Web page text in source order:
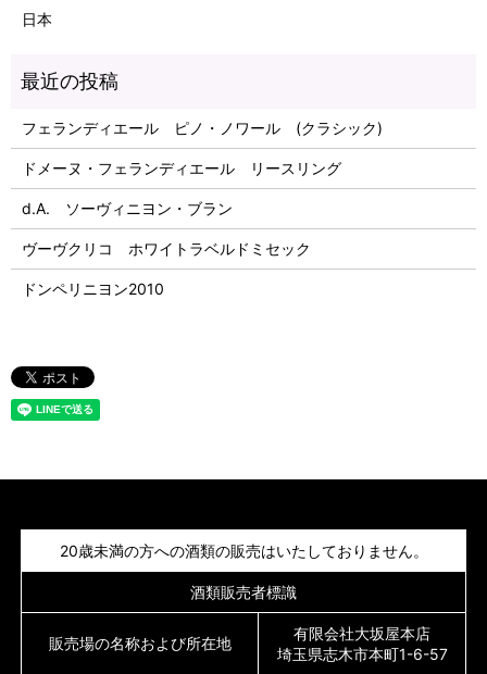
日本
フェランディエール ピノ・ノワール (クラシック)
ドメーヌ・フェランディエール リースリング
d.A. ソーヴィニヨン・ブラン
ヴーヴクリコ ホワイトラベルドミセック
ドンペリニヨン2010
20歳未満の方への酒類の販売はいたしておりません。
酒類販売者標識
販売場の名称および所在地
有限会社大坂屋本店
埼玉県志木市本町1-6-57